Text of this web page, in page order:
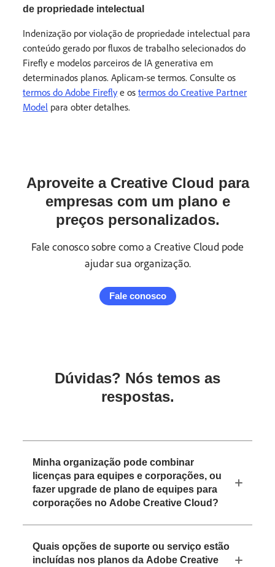
de propriedade intelectual
Indenização por violação de propriedade intelectual para
conteúdo gerado por fluxos de trabalho selecionados do
Firefly e modelos parceiros de IA generativa em
determinados planos. Aplicam-se termos. Consulte os
termos do Adobe Fireflye ostermos do Creative Partner
Model para obter detalhes.
Aproveite a Creative Cloud para
empresas com um plano e
preços personalizados.
Fale conosco sobre como a Creative Cloud pode
ajudar sua organização.
Fale conosco
Dúvidas? Nós temos as
respostas.
Minha organização pode combinar
licenças para equipes e corporações, ou
fazer upgrade de plano de equipes para
corporações no Adobe Creative Cloud?
Quais opções de suporte ou serviço estão
incluídas nos planos da Adobe Creative